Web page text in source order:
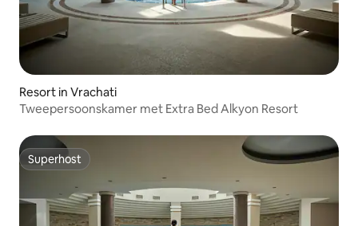
Resort in Vrachati
Tweepersoonskamer met Extra Bed Alkyon Resort
Superhost
Superhost